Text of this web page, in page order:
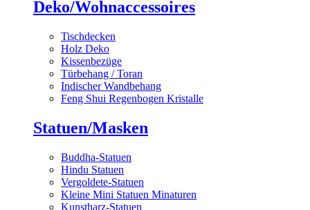
Deko/Wohnaccessoires
Tischdecken
Holz Deko
Kissenbezüge
Türbehang / Toran
Indischer Wandbehang
Feng Shui Regenbogen Kristalle
Statuen/Masken
Buddha-Statuen
Hindu Statuen
Vergoldete-Statuen
Kleine Mini Statuen Minaturen
Kunstharz-Statuen